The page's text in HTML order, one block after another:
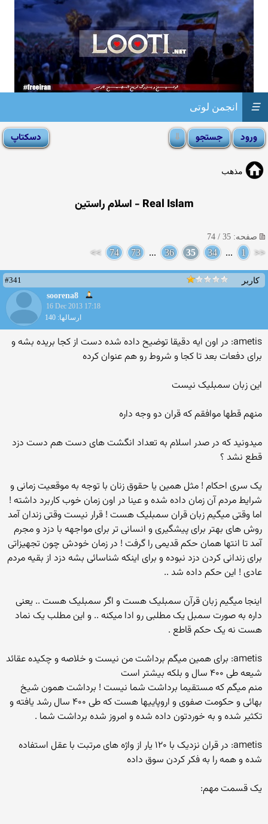
انجمن لوتی ☰
مذهب
Real Islam - اسلام راستین
صفحه: 35 / 74
<<
1
...
34
35
36
...
73
74
>>
کاربر
#341
soorena8
16 Dec 2013 17:18
ارسالها: 140
ametis: در اون ایه دقیقا توضیح داده شده دست از کجا بریده بشه و
برای دفعات بعد تا کجا و شروط رو هم عنوان کرده
این زبان سمبلیک نیست
منهم قطها موافقم که قران دو وجه داره
میدونید که در صدر اسلام به تعداد انگشت های دست هم دست دزد
قطع نشد ؟
یک سری احکام ! مثل همین یا حقوق زنان با توجه به موقعیت زمانی و
شرایط مردم آن زمان داده شده و عینا در اون زمان خوب کاربرد داشته !
اما وقتی میگیم زبان قران سمبلیک هست ! قرار نیست وقتی زندان آمد
روش های بهتر برای پیشگیری و انسانی تر برای مواجهه با دزد و مجرم
آمد تا انتها همان حکم قدیمی را گرفت ! در زمان خودش چون تجهیزاتی
برای زندانی کردن دزد نبوده و برای اینکه شناسائی بشه دزد از بقیه مردم
عادی ! این حکم داده شد ..
اینجا میگیم زبان قرآن سمبلیک هست و اگر سمبلیک هست .. یعنی
داره به صورت سمبل یک مطلبی رو ادا میکنه .. و این مطلب یک نماد
هست نه یک حکم قاطع .
ametis: برای همین میگم برداشت من نیست و خلاصه و چکیده عقائد
شیعه طی ۴۰۰ سال و بلکه بیشتر است
منم میگم که مستقیما برداشت شما نیست ! برداشت همون شیخ
بهائی و حکومت صفوی و اروپاییها هست که طی ۴۰۰ سال رشد یافته و
تکثیر شده و به خوردتون داده شده و امروز شده برداشت شما .
ametis: در قران نزدیک با ۱۲۰ یار از واژه های مرتبت با عقل استفاده
شده و همه را به فکر کردن سوق داده
یک قسمت مهم: